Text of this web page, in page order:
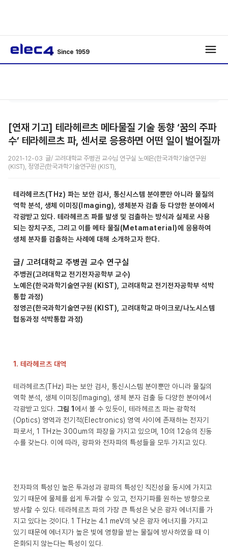
Since 1959
[연재 기고] 테라헤르츠 메타물질 기술 동향 ‘꿈의 주파
수’ 테라헤르츠 파, 센서로 응용하면 어떤 일이 벌어질까
2021-12-03 글/ 고려대학교 주병권 교수님 연구실 노예은(한국과학기술연구원
(KIST), 정영곤(한국과학기술연구원 (KIST),
테라헤르츠(THz) 파는 보안 검사, 통신시스템 분야뿐만 아니라 물질의
역학 분석, 생체 이미징(Imaging), 생체분자 검출 등 다양한 분야에서
각광받고 있다. 테라헤르츠 파를 발생 및 검출하는 방식과 실제로 사용
되는 장치구조, 그리고 이를 메타 물질(Metamaterial)에 응용하여
생체 분자를 검출하는 사례에 대해 소개하고자 한다.
글/ 고려대학교 주병권 교수 연구실
주병권(고려대학교 전기전자공학부 교수)
노예은(한국과학기술연구원 (KIST), 고려대학교 전기전자공학부 석박
통합 과정)
정영곤(한국과학기술연구원 (KIST), 고려대학교 마이크로/나노시스템
협동과정 석박통합 과정)
1. 테라헤르츠 대역
테라헤르츠(THz) 파는 보안 검사, 통신시스템 분야뿐만 아니라 물질의
역학 분석, 생체 이미징(Imaging), 생체 분자 검출 등 다양한 분야에서
각광받고 있다. 그림 1 에서 볼 수 있듯이, 테라헤르츠 파는 광학적
(Optics) 영역과 전기적(Electronics) 영역 사이에 존재하는 전자기
파로서, 1 THz는 300um의 파장을 가지고 있으며, 10의 12승의 진동
수를 갖는다. 이에 따라, 광파와 전자파의 특성들을 모두 가지고 있다.
전자파의 특성인 높은 투과성과 광파의 특성인 직진성을 동시에 가지고
있기 때문에 물체를 쉽게 투과할 수 있고, 전자기파를 원하는 방향으로
방사할 수 있다. 테라헤르츠 파의 가장 큰 특성은 낮은 광자 에너지를 가
지고 있다는 것이다. 1 THz는 4.1 meV의 낮은 광자 에너지를 가지고
있기 때문에 에너지가 높은 빛에 영향을 받는 물질에 방사하였을 때 이
온화되지 않는다는 특성이 있다.